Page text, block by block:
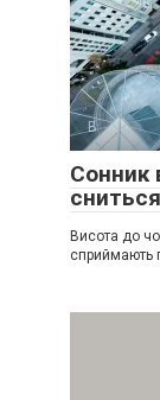
В
Сонник
Висота до
сприймають